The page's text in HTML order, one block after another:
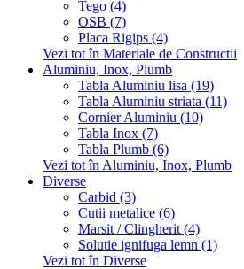
Tego (4)
OSB (7)
Placa Rigips (4)
Vezi tot în Materiale de Constructii
Aluminiu, Inox, Plumb
Tabla Aluminiu lisa (19)
Tabla Aluminiu striata (11)
Cornier Aluminiu (10)
Tabla Inox (7)
Tabla Plumb (6)
Vezi tot în Aluminiu, Inox, Plumb
Diverse
Carbid (3)
Cutii metalice (6)
Marsit / Clingherit (4)
Solutie ignifuga lemn (1)
Vezi tot în Diverse